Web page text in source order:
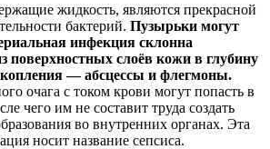
жидкость, являются прекрасной
бактерий. Пузырьки могут
инфекция склонна
поверхностных слоёв кожи в глубину
— абсцессы и флегмоны.
очага с током крови могут попасть в
чего им не составит труда создать
во внутренних органах. Эта
носит название сепсиса.